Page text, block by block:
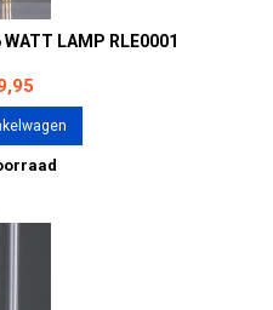
WATT LAMP RLE0001